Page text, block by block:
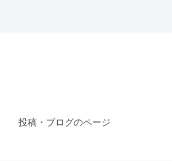
投稿・ブログのページ